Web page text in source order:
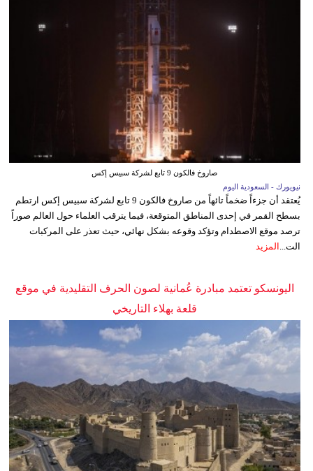
صاروخ فالكون 9 تابع لشركة سبيس إكس
نيويورك - السعودية اليوم
يُعتقد أن جزءاً ضخماً تائهاً من صاروخ فالكون 9 تابع لشركة سبيس إكس ارتطم
بسطح القمر في إحدى المناطق المتوقعة، فيما يترقب العلماء حول العالم صوراً
ترصد موقع الاصطدام وتؤكد وقوعه بشكل نهائي، حيث تعذر على المركبات
الت...
المزيد
اليونسكو تعتمد مبادرة عُمانية لصون الحرف التقليدية في موقع
قلعة بهلاء التاريخي